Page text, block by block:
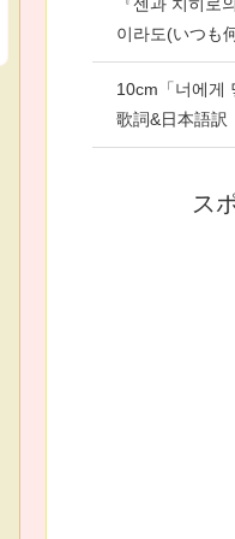
이라도(いつも
10cm「너에게
歌詞&日本語訳
ス